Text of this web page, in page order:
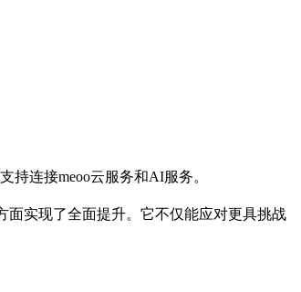
持连接meoo云服务和AI服务。
面实现了全面提升。它不仅能应对更具挑战